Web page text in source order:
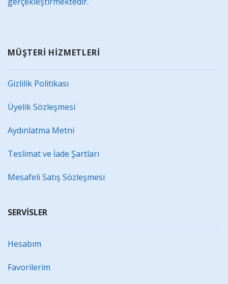
MÜŞTERİ HİZMETLERİ
Gizlilik Politikası
Üyelik Sözleşmesi
Aydınlatma Metni
Teslimat ve İade Şartları
Mesafeli Satış Sözleşmesi
SERVİSLER
Hesabım
Favorilerim